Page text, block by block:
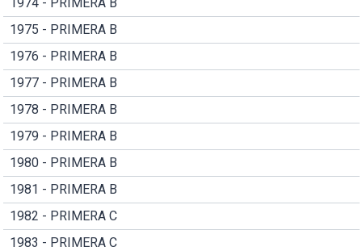
1975 - PRIMERA B
1976 - PRIMERA B
1977 - PRIMERA B
1978 - PRIMERA B
1979 - PRIMERA B
1980 - PRIMERA B
1981 - PRIMERA B
1982 - PRIMERA C
1983 - PRIMERA C